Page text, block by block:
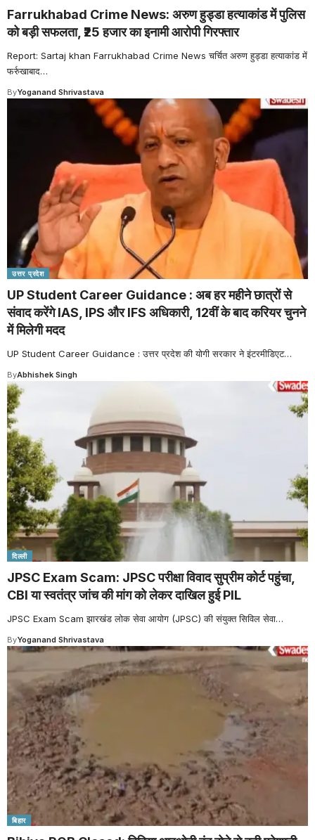
Farrukhabad Crime News: अरुण हुड्डा हत्याकांड में पुलिस
को बड़ी सफलता, ₹25 हजार का इनामी आरोपी गिरफ्तार
Report: Sartaj khan Farrukhabad Crime News चर्चित अरुण हुड्डा हत्याकांड में
फर्रुखाबाद…
ByYoganand Shrivastava
उत्तर प्रदेश
UP Student Career Guidance : अब हर महीने छात्रों से
संवाद करेंगे IAS, IPS और IFS अधिकारी, 12वीं के बाद करियर चुनने
में मिलेगी मदद
UP Student Career Guidance : उत्तर प्रदेश की योगी सरकार ने इंटरमीडिएट…
ByAbhishek Singh
दिल्ली
JPSC Exam Scam: JPSC परीक्षा विवाद सुप्रीम कोर्ट पहुंचा,
CBI या स्वतंत्र जांच की मांग को लेकर दाखिल हुई PIL
JPSC Exam Scam झारखंड लोक सेवा आयोग (JPSC) की संयुक्त सिविल सेवा…
ByYoganand Shrivastava
बिहार